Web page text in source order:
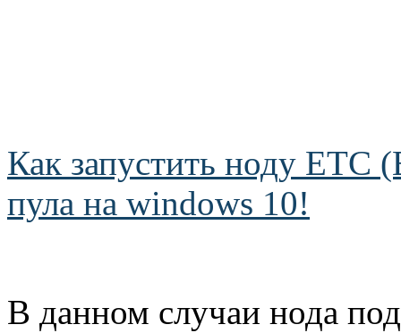
Как запустить ноду ETC
пула на windows 10!
В данном случаи нода